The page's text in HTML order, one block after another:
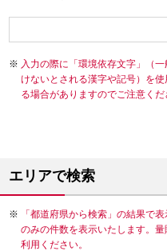
入力の際に「環境依存文字」（
けないとされる漢字や記号）を
る場合がありますのでご注意くだ
エリアで検索
「都道府県から検索」の結果で
のみの件数を表示いたします。
利用ください。